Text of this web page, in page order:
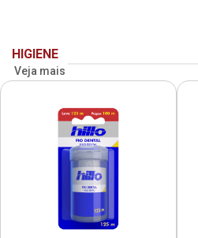
HIGIENE
Veja mais